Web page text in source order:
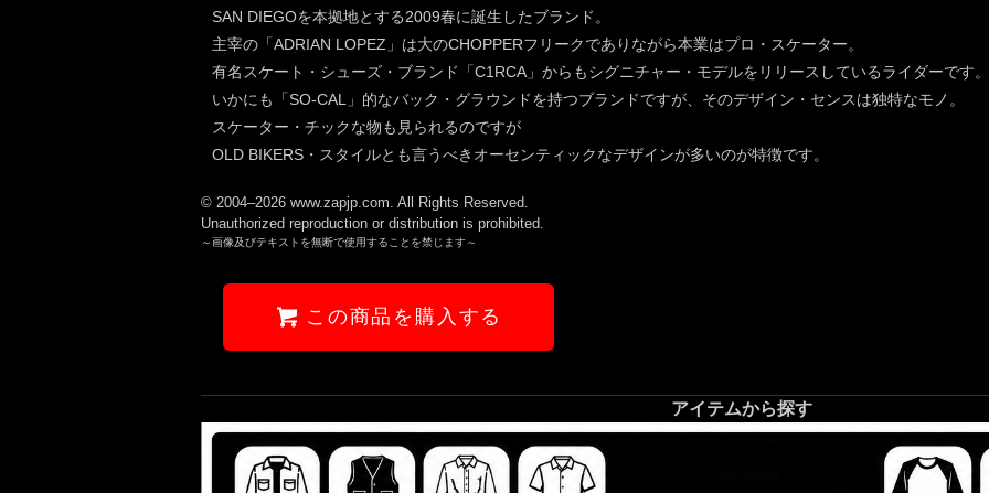
SAN DIEGOを本拠地とする2009春に誕生したブランド。
主宰の「ADRIAN LOPEZ」は大のCHOPPERフリークでありながら本業はプロ・スケーター。
有名スケート・シューズ・ブランド「C1RCA」からもシグニチャー・モデルをリリースしているライダーです。
いかにも「SO-CAL」的なバック・グラウンドを持つブランドですが、そのデザイン・センスは独特なモノ。
スケーター・チックな物も見られるのですが
OLD BIKERS・スタイルとも言うべきオーセンティックなデザインが多いのが特徴です。
© 2004–2026 www.zapjp.com. All Rights Reserved.
Unauthorized reproduction or distribution is prohibited.
～画像及びテキストを無断で使用することを禁じます～
この商品を購入する
アイテムから探す